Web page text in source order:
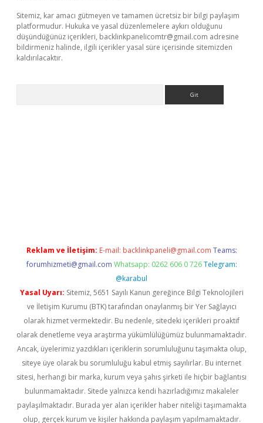
Sitemiz, kar amacı gütmeyen ve tamamen ücretsiz bir bilgi paylaşım
platformudur. Hukuka ve yasal düzenlemelere aykırı olduğunu
düşündüğünüz içerikleri, backlinkpanelicomtr@gmail.com adresine
bildirmeniz halinde, ilgili içerikler yasal süre içerisinde sitemizden
kaldırılacaktır.
Reklam ve İletişim: E-mail: backlinkpaneli@gmail.com Teams:
forumhizmeti@gmail.com Whatsapp: 0262 606 0 726 Telegram:
@karabul
Yasal Uyarı: Sitemiz, 5651 Sayılı Kanun gereğince Bilgi Teknolojileri
ve İletişim Kurumu (BTK) tarafından onaylanmış bir Yer Sağlayıcı
olarak hizmet vermektedir. Bu nedenle, sitedeki içerikleri proaktif
olarak denetleme veya araştırma yükümlülüğümüz bulunmamaktadır.
Ancak, üyelerimiz yazdıkları içeriklerin sorumluluğunu taşımakta olup,
siteye üye olarak bu sorumluluğu kabul etmiş sayılırlar. Bu internet
sitesi, herhangi bir marka, kurum veya şahıs şirketi ile hiçbir bağlantısı
bulunmamaktadır. Sitede yalnızca kendi hazırladığımız makaleler
paylaşılmaktadır. Burada yer alan içerikler haber niteliği taşımamakta
olup, gerçek kurum ve kişiler hakkında paylaşım yapılmamaktadır.